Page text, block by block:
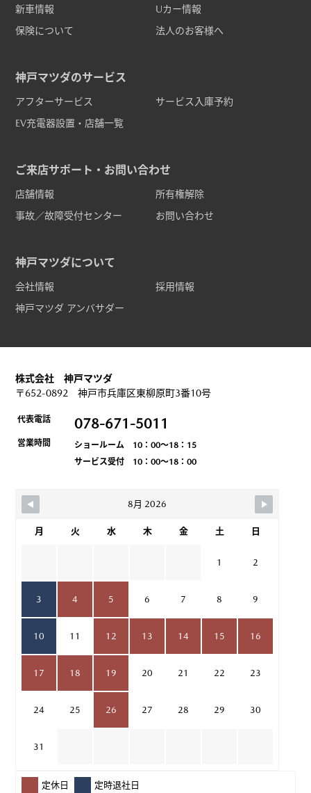
新車情報
Uカー情報
保険について
法人のお客様へ
神戸マツダのサービス
アフターサービス
サービス入庫予約
EV充電器設置・店舗一覧
ご来店サポート・お問い合わせ
店舗情報
所有権解除
事故／故障受付センター
お問い合わせ
神戸マツダについて
会社情報
採用情報
神戸マツダ アンバサダー
株式会社 神戸マツダ
〒652-0892 神戸市兵庫区東柳原町3番10号
代表電話 078-671-5011
営業時間
ショールーム 10：00～18：15
サービス受付 10：00～18：00
8月 2026
月 火 水 木 金 土 日
1 2
3 4 5 6 7 8 9
10 11 12 13 14 15 16
17 18 19 20 21 22 23
24 25 26 27 28 29 30
31
定休日 定時退社日